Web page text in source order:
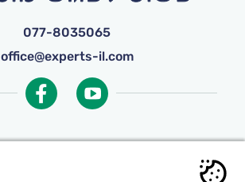
077-8035065
office@experts-il.com